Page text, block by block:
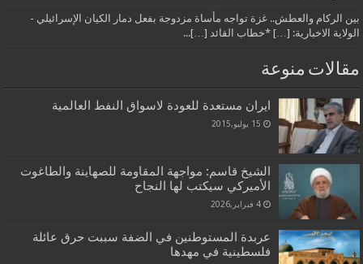
بين الركام والعطش.. غزة تواجه مأساة مزدوجة بفعل دمار الكيان الإسرائيلي -
الولاية الاخبارية: […] *خطاب القائد […]...
مقالات منوعة
ايران مستعدة للعودة لاسواق النفط العالمية
15 يوليو,2015
الشيخ قاسم: مواجهة المقاومة للصهاينة والطاغوت
الأميركي سيكتب لها النجاح
4 فبراير,2026
عربدة المستوطنين في الضفة سببت حرق عائلة
فلسطينية في مهدها